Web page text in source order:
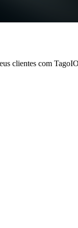
clientes com